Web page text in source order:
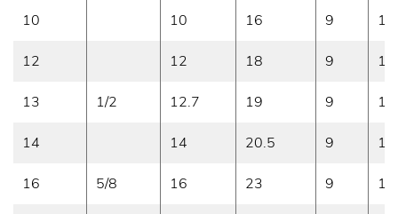
10 10 16 9 17
12 12 18 9 16
13 1/2 12.7 19 9 15
14 14 20.5 9 14
16 5/8 16 23 9 14